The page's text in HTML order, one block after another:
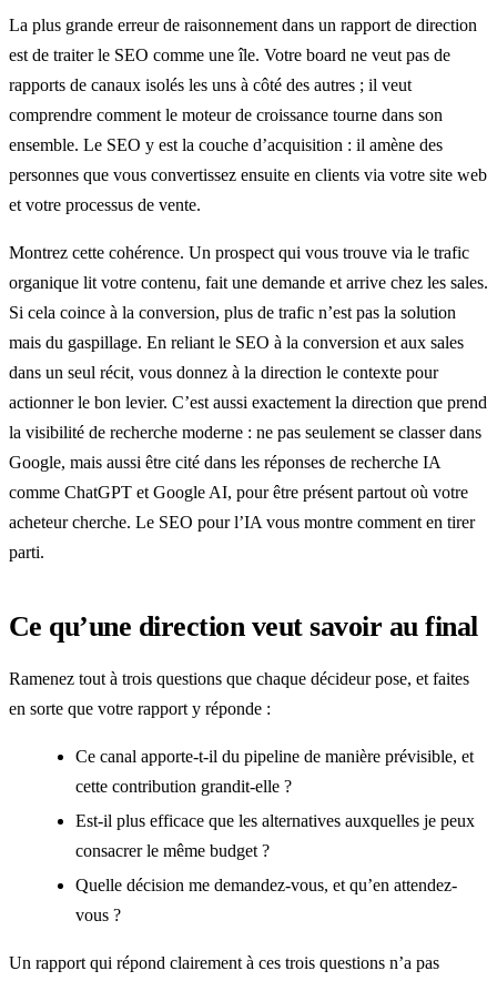
La plus grande erreur de raisonnement dans un rapport de direction
est de traiter le SEO comme une île. Votre board ne veut pas de
rapports de canaux isolés les uns à côté des autres ; il veut
comprendre comment le moteur de croissance tourne dans son
ensemble. Le SEO y est la couche d’acquisition : il amène des
personnes que vous convertissez ensuite en clients via votre site web
et votre processus de vente.
Montrez cette cohérence. Un prospect qui vous trouve via le trafic
organique lit votre contenu, fait une demande et arrive chez les sales.
Si cela coince à la conversion, plus de trafic n’est pas la solution
mais du gaspillage. En reliant le SEO à la conversion et aux sales
dans un seul récit, vous donnez à la direction le contexte pour
actionner le bon levier. C’est aussi exactement la direction que prend
la visibilité de recherche moderne : ne pas seulement se classer dans
Google, mais aussi être cité dans les réponses de recherche IA
comme ChatGPT et Google AI, pour être présent partout où votre
acheteur cherche. Le SEO pour l’IA vous montre comment en tirer
parti.
Ce qu’une direction veut savoir au final
Ramenez tout à trois questions que chaque décideur pose, et faites
en sorte que votre rapport y réponde :
Ce canal apporte-t-il du pipeline de manière prévisible, et
cette contribution grandit-elle ?
Est-il plus efficace que les alternatives auxquelles je peux
consacrer le même budget ?
Quelle décision me demandez-vous, et qu’en attendez-
vous ?
Un rapport qui répond clairement à ces trois questions n’a pas